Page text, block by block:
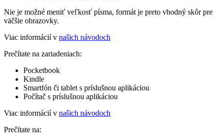
Nie je možné meniť veľkosť písma, formát je preto vhodný skôr pre
väčšie obrazovky.
Viac informácií v našich návodoch
Prečítate na zariadeniach:
Pocketbook
Kindle
Smartfón či tablet s príslušnou aplikáciou
Počítač s príslušnou aplikáciou
Viac informácií v našich návodoch
Prečítate na: